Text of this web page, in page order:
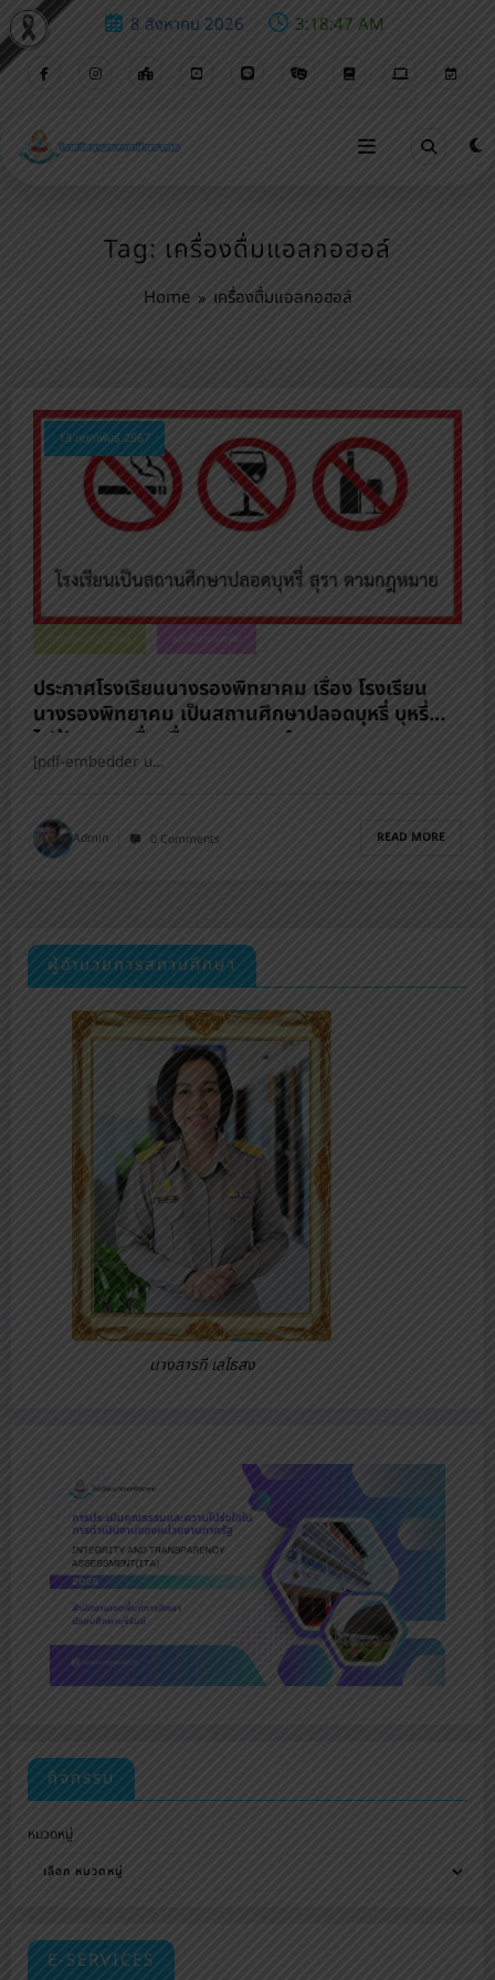
8 สิงหาคม 2026 3:18:47 AM
Tag: เครื่องดื่มแอลกอฮอล์
Home เครื่องดื่มแอลกอฮอล์
13 กุมภาพันธ์ 2567
ฝ่ายบริหารงานบุคคล รอบรั้วนางรองพิท
ประกาศโรงเรียนนางรองพิทยาคม เรื่อง โรงเรียน
นางรองพิทยาคม เป็นสถานศึกษาปลอดบุหรี่ บุหรี่
ไฟฟ้า และเครื่องดื่มแอลกอฮอล์
[pdf-embedder u…
Admin 0 Comments READ MORE
ผู้อำนวยการสถานศึกษา
นางสารภี เลไธสง
กิจกรรม
หมวดหมู่
E-SERVICES